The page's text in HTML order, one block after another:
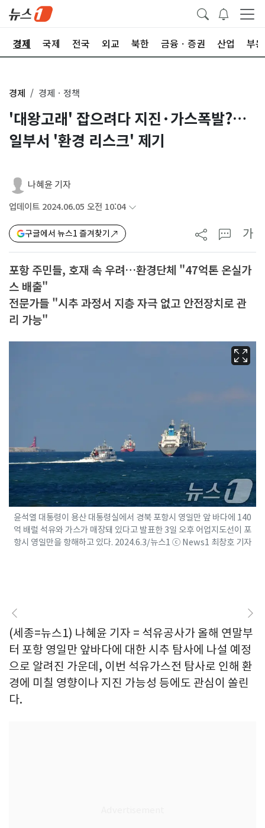
경제 국제 전국 외교 북한 금융ㆍ증권 산업 부
경제 경제ㆍ정책
'대왕고래' 잡으려다 지진·가스폭발?…
일부서 '환경 리스크' 제기
나혜윤 기자
업데이트 2024.06.05 오전 10:04
구글에서 뉴스1 즐겨찾기 가
포항 주민들, 호재 속 우려…환경단체 "47억톤 온실가
스 배출"
전문가들 "시추 과정서 지층 자극 없고 안전장치로 관
리 가능"
윤석열 대통령이 용산 대통령실에서 경북 포항시 영일만 앞 바다에 140
억 배럴 석유와 가스가 매장돼 있다고 발표한 3일 오후 어업지도선이 포
항시 영일만을 항해하고 있다. 2024.6.3/뉴스1 ⓒ News1 최창호 기자
(세종=뉴스1) 나혜윤 기자 = 석유공사가 올해 연말부
터 포항 영일만 앞바다에 대한 시추 탐사에 나설 예정
으로 알려진 가운데, 이번 석유가스전 탐사로 인해 환
경에 미칠 영향이나 지진 가능성 등에도 관심이 쏠린
다.